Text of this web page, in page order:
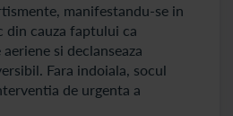
manifestandu-se in
din cauza faptului ca
si declanseaza
Fara indoiala, socul
de urgenta a